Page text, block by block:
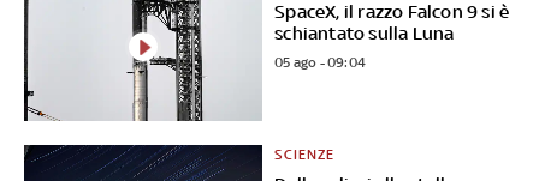
SpaceX, il razzo Falcon 9 si è
schiantato sulla Luna
05 ago - 09:04
SCIENZE